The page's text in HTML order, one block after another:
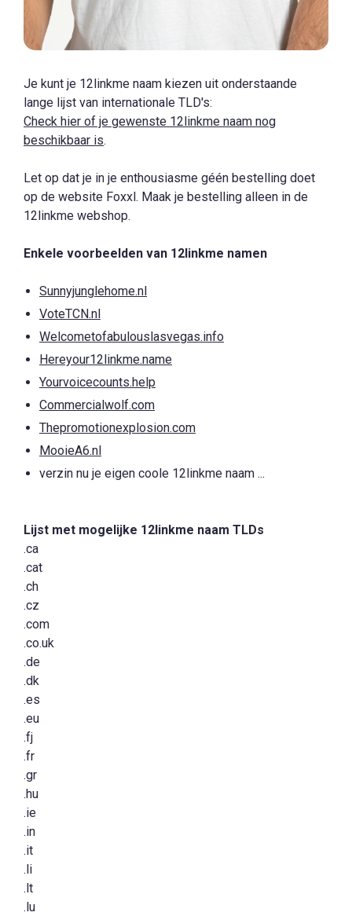
Je kunt je 12linkme naam kiezen uit onderstaande
lange lijst van internationale TLD's:
Check hier of je gewenste 12linkme naam nog
beschikbaar is.
Let op dat je in je enthousiasme géén bestelling doet
op de website Foxxl. Maak je bestelling alleen in de
12linkme webshop.
Enkele voorbeelden van 12linkme namen
Sunnyjunglehome.nl
VoteTCN.nl
Welcometofabulouslasvegas.info
Hereyour12linkme.name
Yourvoicecounts.help
Commercialwolf.com
Thepromotionexplosion.com
MooieA6.nl
verzin nu je eigen coole 12linkme naam ...
Lijst met mogelijke 12linkme naam TLDs
.ca
.cat
.ch
.cz
.com
.co.uk
.de
.dk
.es
.eu
.fj
.fr
.gr
.hu
.ie
.in
.it
.li
.lt
.lu